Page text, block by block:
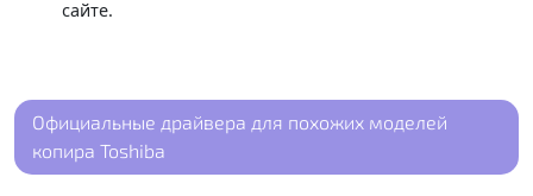
сайте.
Официальные драйвера для похожих моделей
копира Toshiba